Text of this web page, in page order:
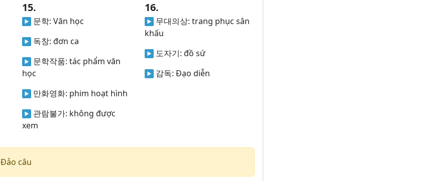
15.
문학: Văn học
독창: đơn ca
문학작품: tác phẩm văn
học
만화영화: phim hoạt hình
관람불가: không được
xem
16.
무대의상: trang phục sân
khấu
도자기: đồ sứ
감독: Đạo diễn
Đảo câu